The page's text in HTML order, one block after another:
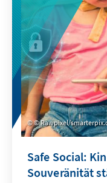
eine
Familienpolitik
© Rawpixel/
Safe Social:
Souveränität